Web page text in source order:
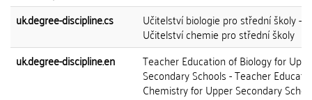
uk.degree-discipline.cs
Učitelství biologie pro střední školy -
Učitelství chemie pro střední školy
uk.degree-discipline.en
Teacher Education of Biology for
Secondary Schools - Teacher
Chemistry for Upper Secondary